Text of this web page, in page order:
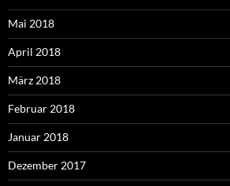
Mai 2018
April 2018
März 2018
Februar 2018
Januar 2018
Dezember 2017